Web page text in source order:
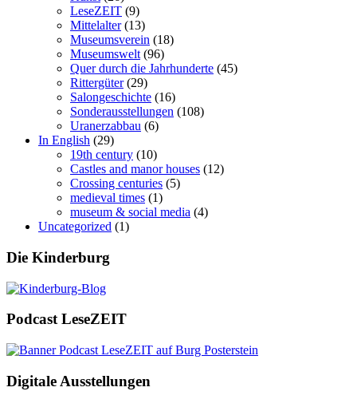
LeseZEIT (9)
Mittelalter(13)
Museumsverein (18)
Museumswelt (96)
Quer durch die Jahrhunderte (45)
Rittergüter(29)
Salongeschichte (16)
Sonderausstellungen (108)
Uranerzabbau (6)
In English (29)
19th century (10)
Castles and manor houses (12)
Crossing centuries (5)
medieval times (1)
museum & social media (4)
Uncategorized (1)
Die Kinderburg
Podcast LeseZEIT
Digitale Ausstellungen